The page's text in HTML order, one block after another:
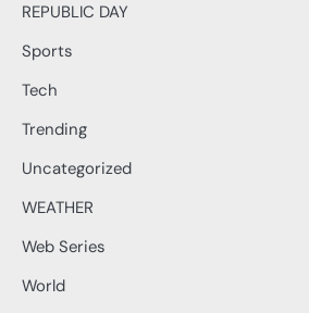
REPUBLIC DAY
Sports
Tech
Trending
Uncategorized
WEATHER
Web Series
World